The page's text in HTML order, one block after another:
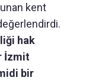
kent
hak
İzmit
bir